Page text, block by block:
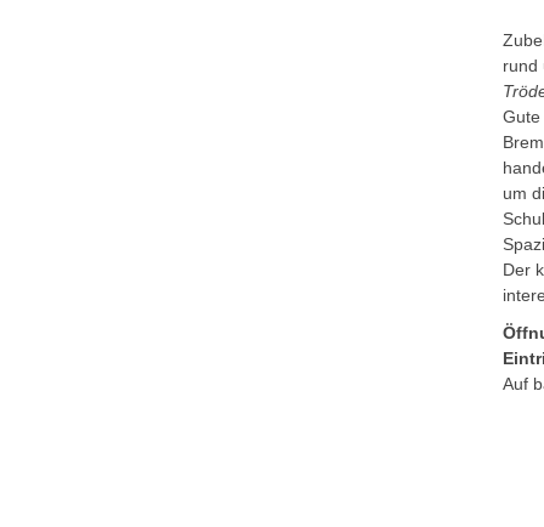
rund
Gute
um
Der
Auf